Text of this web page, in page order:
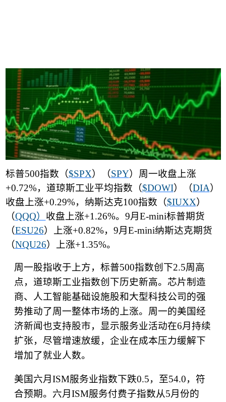
标普500指数（$SPX）（SPY）周一收盘上涨
+0.72%，道琼斯工业平均指数（$DOWI）（DIA）
收盘上涨+0.29%，纳斯达克100指数（$IUXX）
（QQQ） 收盘上涨+1.26%。 9月 E-mini标普期货
（ESU26）上涨+0.82%， 9月 E-mini纳斯达克期货
（NQU26）上涨+1.35%。
周一股指收于上方，标普500指数创下2.5周高
点，道琼斯工业指数创下历史新高。芯片制造
商、人工智能基础设施股和大型科技公司的强
势推动了周一整体市场的上涨。周一的美国经
济新闻也支持股市，显示服务业活动在6月持续
扩张，尽管增速放缓，企业在成本压力缓解下
增加了就业人数。
美国六月 ISM服务业指数下跌0.5，至54.0，符
合预期。六月 ISM服务付费子指数从5月份的